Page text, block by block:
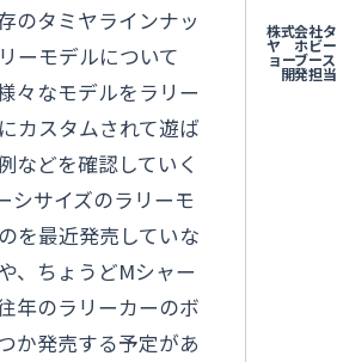
のタミヤラインナッ
ーモデルについて
々なモデルをラリー
カスタムされて遊ば
などを確認していく
シサイズのラリーモ
を最近発売していな
、ちょうどMシャー
年のラリーカーのボ
か発売する予定があ